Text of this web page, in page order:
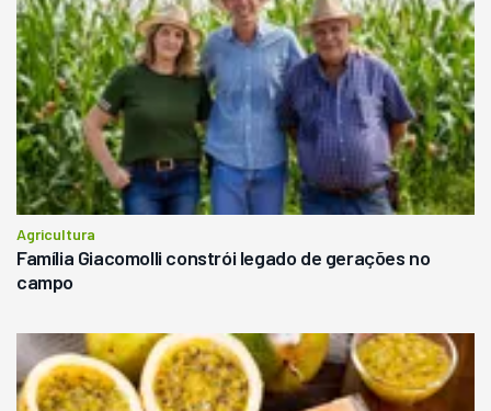
Agricultura
Família Giacomolli constrói legado de gerações no
campo